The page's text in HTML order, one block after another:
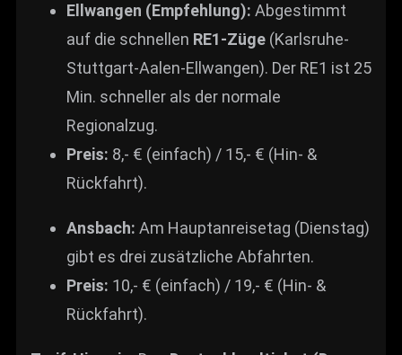
Ellwangen (Empfehlung): Abgestimmt
auf die schnellen RE1-Züge (Karlsruhe-
Stuttgart-Aalen-Ellwangen). Der RE1 ist 25
Min. schneller als der normale
Regionalzug.
Preis: 8,- € (einfach) / 15,- € (Hin- &
Rückfahrt).
Ansbach: Am Hauptanreisetag (Dienstag)
gibt es drei zusätzliche Abfahrten.
Preis: 10,- € (einfach) / 19,- € (Hin- &
Rückfahrt).